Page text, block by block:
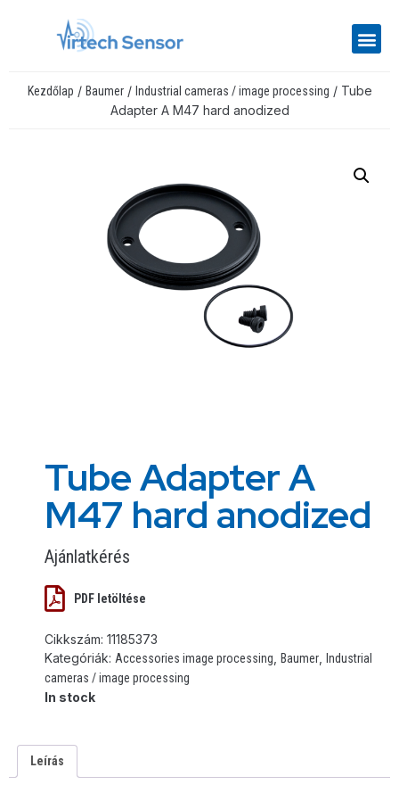
Kezdőlap / Baumer/ Industrial cameras / image processing / Tube
Adapter A M47 hard anodized
Tube Adapter A
M47 hard anodized
Ajánlatkérés
PDF letöltése
Cikkszám: 11185373
Kategóriák: Accessories image processing Baumer
Industrial
cameras / image processing
In stock
Leírás